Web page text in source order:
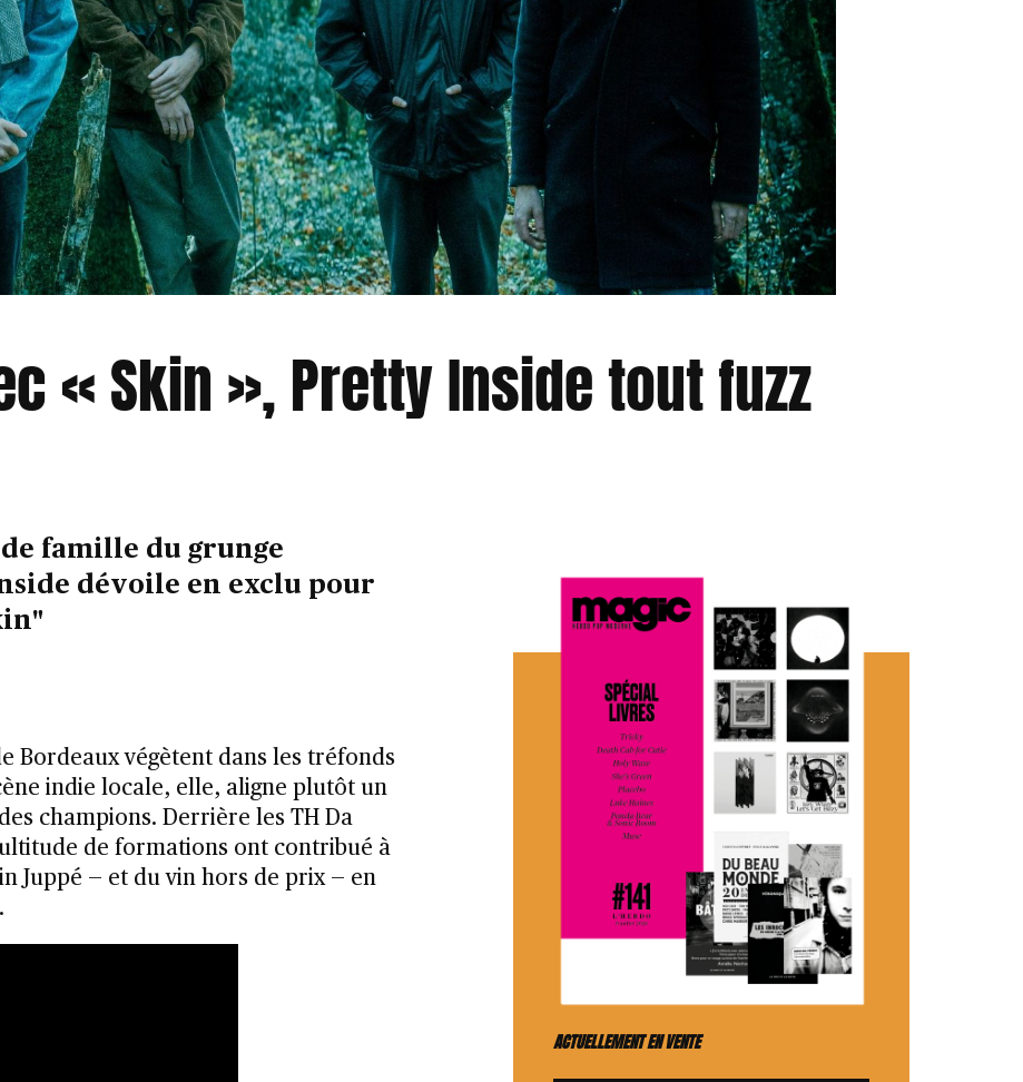
« Skin », Pretty Inside tout fuzz
famille du grunge
dévoile en exclu pour
Bordeaux végètent dans les tréfonds
indie locale, elle, aligne plutôt un
champions. Derrière les TH Da
de formations ont contribué à
Juppé — et du vin hors de prix — en
ACTUELLEMENT EN VENTE